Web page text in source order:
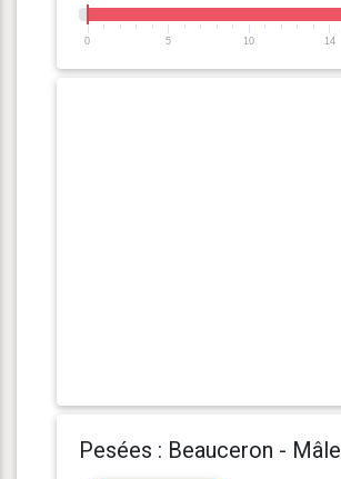
0 5 10 14
Pesées : Beauceron - Mâle